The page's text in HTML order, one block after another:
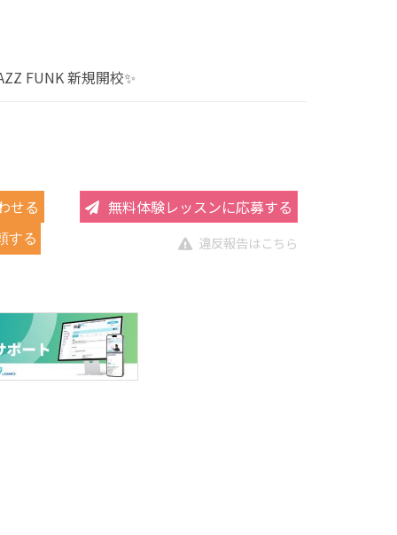
FUNK 新規開校✨
せる 無料体験レッスンに応募する
する 違反報告はこちら